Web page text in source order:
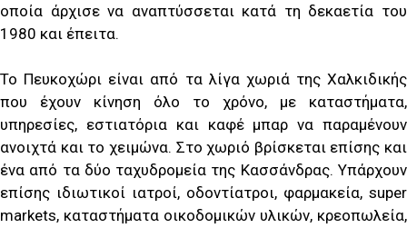
οποία άρχισε να αναπτύσσεται κατά τη δεκαετία του
1980 και έπειτα.
Το Πευκοχώρι είναι από τα λίγα χωριά της Χαλκιδικής
που έχουν κίνηση όλο το χρόνο, με καταστήματα,
υπηρεσίες, εστιατόρια και καφέ μπαρ να παραμένουν
ανοιχτά και το χειμώνα. Στο χωριό βρίσκεται επίσης και
ένα από τα δύο ταχυδρομεία της Κασσάνδρας. Υπάρχουν
επίσης ιδιωτικοί ιατροί, οδοντίατροι, φαρμακεία, super
markets, καταστήματα οικοδομικών υλικών, κρεοπωλεία,